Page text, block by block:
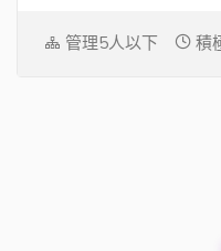
管理5人以下 積